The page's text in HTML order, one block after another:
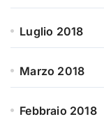
Luglio 2018
Marzo 2018
Febbraio 2018